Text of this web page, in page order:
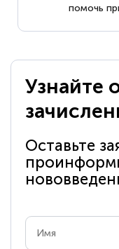
помочь
Узнайте
Оставьте